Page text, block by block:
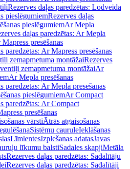
Rezerves daļas paredzētas: Lodveida
pieslēgumiemRezerves daļas
pieslēgumiemAr Mepla
daļas paredzētas: Ar Mepla
presēšanas
paredzētas: Ar Mapress presēšanas
zemapmetuma montāžaiRezerves
zemapmetuma montāžaiAr
Ar Mepla presēšanas
paredzētas: Ar Mepla presēšanas
pieslēgumiemAr Compact
paredzētas: Ar Compact
presēšanas
vārstiĀtrās atgaisošanas
Sistēmu cauruleIeklāšanas
LīmlentesIzplešanas adatasJavas
līkumu balstiSadales skapjiMetāla
Rezerves daļas paredzētas: Sadalītāju
Rezerves daļas paredzētas: Sadalītāji